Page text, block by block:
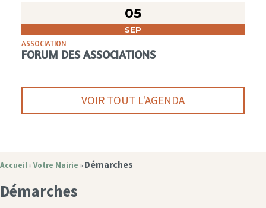
05
SEP
ASSOCIATION
FORUM DES ASSOCIATIONS
VOIR TOUT L'AGENDA
Accueil » Votre Mairie » Démarches
Démarches